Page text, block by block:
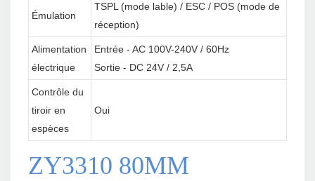
Émulation
TSPL (mode lable) / ESC / POS (mode de
réception)
Alimentation
électrique
Entrée - AC 100V-240V / 60Hz
Sortie - DC 24V / 2,5A
Contrôle du
tiroir en
espèces
Oui
ZY3310 80MM